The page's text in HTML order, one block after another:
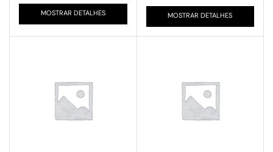
MOSTRAR DETALHES MOSTRAR DETALHES